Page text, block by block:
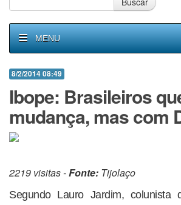
MENU
8/2/2014 08:49
Ibope: Brasileiros
mudança, mas com
2219 visitas -Fonte: Tijolaço
Segundo Lauro Jardim, colunista